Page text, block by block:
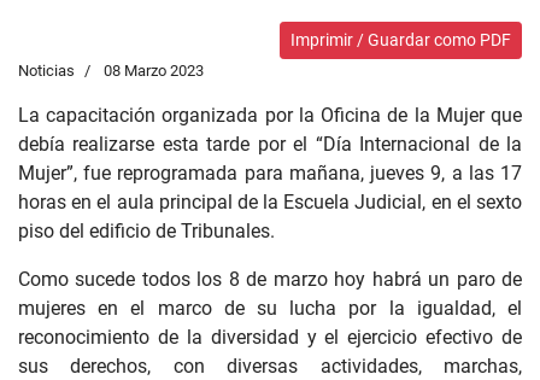
Imprimir / Guardar como PDF
Noticias 08 Marzo 2023
La capacitación organizada por la Oficina de la Mujer que
debía realizarse esta tarde por el “Día Internacional de la
Mujer”, fue reprogramada para mañana, jueves 9, a las 17
horas en el aula principal de la Escuela Judicial, en el sexto
piso del edificio de Tribunales.
Como sucede todos los 8 de marzo hoy habrá un paro de
mujeres en el marco de su lucha por la igualdad, el
reconocimiento de la diversidad y el ejercicio efectivo de
sus derechos, con diversas actividades, marchas,